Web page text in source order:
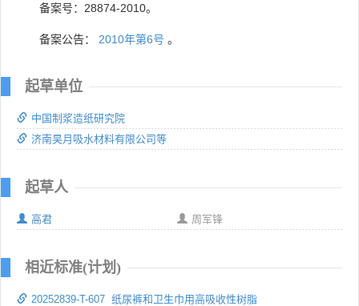
备案号：28874-2010。
备案公告： 2010年第6号 。
起草单位
中国制浆造纸研究院
济南昊月吸水材料有限公司等
起草人
高君 周军锋
相近标准(计划)
20252839-T-607 纸尿裤和卫生巾用高吸收性树脂